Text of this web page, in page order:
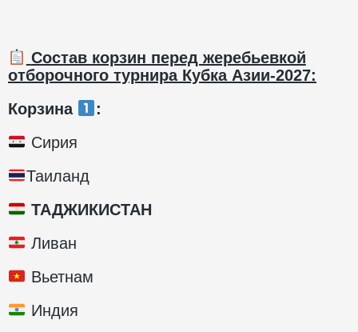
Состав корзин перед жеребьевкой
отборочного турнира Кубка Азии-2027:
Корзина
:
Сирия
Таиланд
ТАДЖИКИСТАН
Ливан
Вьетнам
Индия